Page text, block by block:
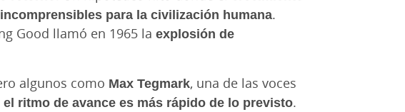
para la civilización humana.
Good llamó en 1965 la explosión de
algunos como Max Tegmark, una de las voces
el ritmo de avance es más rápido de lo previsto.